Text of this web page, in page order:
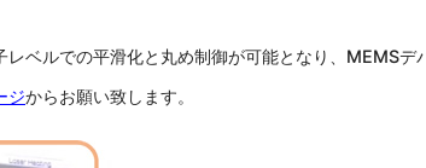
ベルでの平滑化と丸め制御が可能となり、MEMSデ
ジからお願い致します。